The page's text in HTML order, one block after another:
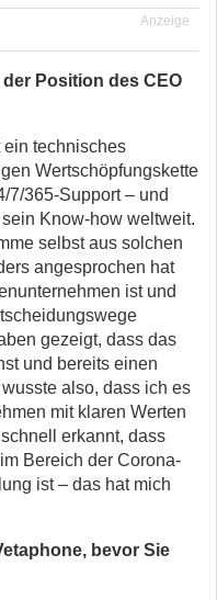
Anzeige
Position des CEO
ein technisches
Wertschöpfungskette
7/365-Support – und
Know-how weltweit.
selbst aus solchen
angesprochen hat
ist und
gezeigt, dass das
und bereits einen
also, dass ich es
mit klaren Werten
erkannt, dass
Bereich der Corona-
ist – das hat mich
bevor Sie